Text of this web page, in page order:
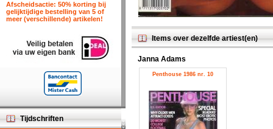
Items over dezelfde artiest(en)
Janna Adams
Penthouse 1986 nr. 10
Afscheidsactie: 50% korting bij
gelijktijdige bestelling van 5 of
meer (verschillende) artikelen!
Tijdschriften